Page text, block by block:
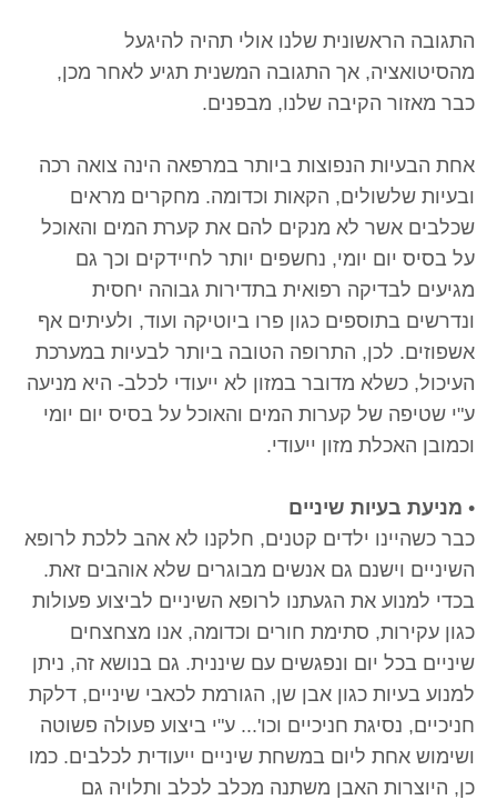
התגובה הראשונית שלנו אולי תהיה להיגעל
מהסיטואציה, אך התגובה המשנית תגיע לאחר מכן,
כבר מאזור הקיבה שלנו, מבפנים.
אחת הבעיות הנפוצות ביותר במרפאה הינה צואה רכה
ובעיות שלשולים, הקאות וכדומה. מחקרים מראים
שכלבים אשר לא מנקים להם את קערת המים והאוכל
על בסיס יום יומי, נחשפים יותר לחיידקים וכך גם
מגיעים לבדיקה רפואית בתדירות גבוהה יחסית
ונדרשים בתוספים כגון פרו ביוטיקה ועוד, ולעיתים אף
אשפוזים. לכן, התרופה הטובה ביותר לבעיות במערכת
העיכול, כשלא מדובר במזון לא ייעודי לכלב- היא מניעה
ע"י שטיפה של קערות המים והאוכל על בסיס יום יומי
וכמובן האכלת מזון ייעודי.
• מניעת בעיות שיניים
כבר כשהיינו ילדים קטנים, חלקנו לא אהב ללכת לרופא
השיניים וישנם גם אנשים מבוגרים שלא אוהבים זאת.
בכדי למנוע את הגעתנו לרופא השיניים לביצוע פעולות
כגון עקירות, סתימת חורים וכדומה, אנו מצחצחים
שיניים בכל יום ונפגשים עם שיננית. גם בנושא זה, ניתן
למנוע בעיות כגון אבן שן, הגורמת לכאבי שיניים, דלקת
חניכיים, נסיגת חניכיים וכו'... ע"י ביצוע פעולה פשוטה
ושימוש אחת ליום במשחת שיניים ייעודית לכלבים. כמו
כן, היוצרות האבן משתנה מכלב לכלב ותלויה גם